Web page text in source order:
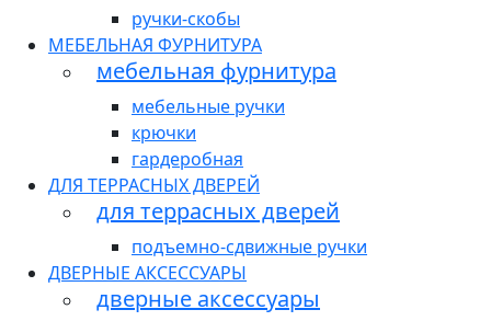
ручки-скобы
МЕБЕЛЬНАЯ ФУРНИТУРА
мебельная фурнитура
мебельные ручки
крючки
гардеробная
ДЛЯ ТЕРРАСНЫХ ДВЕРЕЙ
для террасных дверей
подъемно-сдвижные ручки
ДВЕРНЫЕ АКСЕССУАРЫ
дверные аксессуары